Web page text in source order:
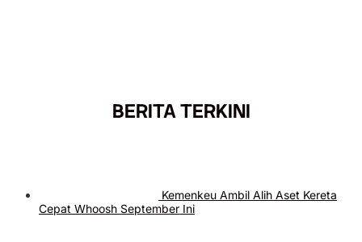
BERITA TERKINI
Kemenkeu Ambil Alih Aset Kereta
Cepat Whoosh September Ini